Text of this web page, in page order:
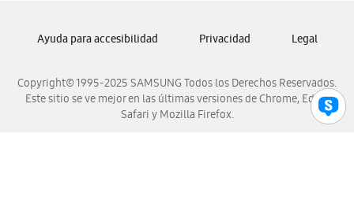
Samsung Venezuela
Copyright© 1995-2025 SAMSUNG Todos los Derechos Reservados.
Este sitio se ve mejor en las últimas versiones de Chrome, Edge,
Safari y Mozilla Firefox.
Ayuda para accesibilidad Privacidad Legal